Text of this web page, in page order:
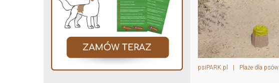
psiPARK.pl | Plaże dla psów